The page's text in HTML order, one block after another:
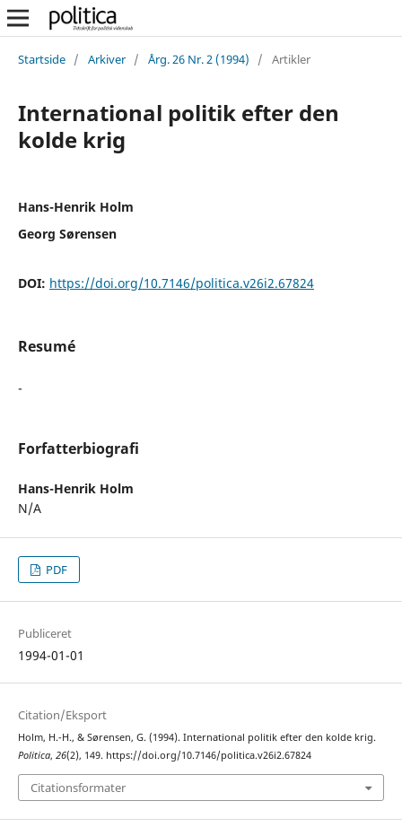
Startside / Arkiver / Årg. 26 Nr. 2 (1994) / Artikler
International politik efter den
kolde krig
Hans-Henrik Holm
Georg Sørensen
DOI: https://doi.org/10.7146/politica.v26i2.67824
Resumé
-
Forfatterbiografi
Hans-Henrik Holm
N/A
PDF
Publiceret
1994-01-01
Citation/Eksport
Holm, H.-H., & Sørensen, G. (1994). International politik efter den kolde krig.
Politica, 26(2), 149. https://doi.org/10.7146/politica.v26i2.67824
Citationsformater